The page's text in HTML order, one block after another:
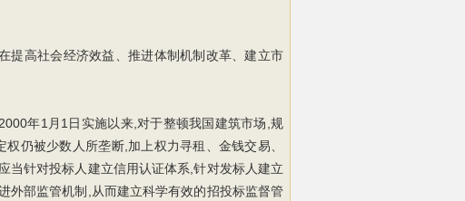
提高社会经济效益、推进体制机制改革、建立市
年1月1日实施以来,对于整顿我国建筑市场,规
仍被少数人所垄断,加上权力寻租、金钱交易、
当针对投标人建立信用认证体系,针对发标人建立
外部监管机制,从而建立科学有效的招投标监督管